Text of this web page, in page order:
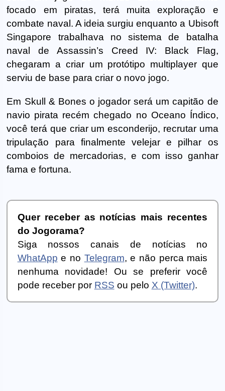
focado em piratas, terá muita exploração e
combate naval. A ideia surgiu enquanto a Ubisoft
Singapore trabalhava no sistema de batalha
naval de Assassin’s Creed IV: Black Flag,
chegaram a criar um protótipo multiplayer que
serviu de base para criar o novo jogo.
Em Skull & Bones o jogador será um capitão de
navio pirata recém chegado no Oceano Índico,
você terá que criar um esconderijo, recrutar uma
tripulação para finalmente velejar e pilhar os
comboios de mercadorias, e com isso ganhar
fama e fortuna.
Quer receber as notícias mais recentes
do Jogorama?
Siga nossos canais de notícias no
WhatApp e no Telegram, e não perca mais
nenhuma novidade! Ou se preferir você
pode receber por RSS ou pelo X (Twitter).